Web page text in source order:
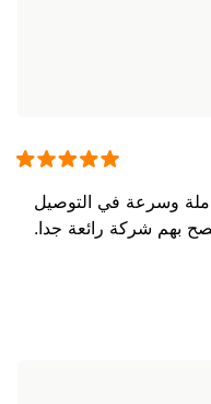
وسرعة في التوصيل
بهم شركة رائعة جدا.